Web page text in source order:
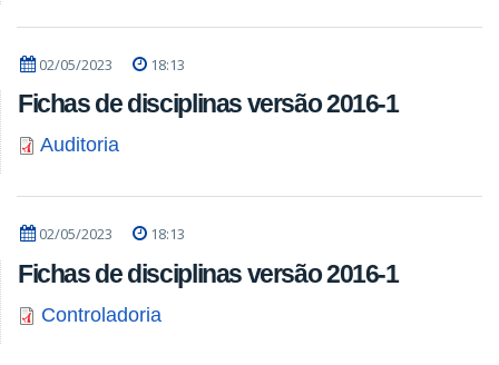
02/05/2023 18:13
Fichas de disciplinas versão 2016-1
Auditoria
02/05/2023 18:13
Fichas de disciplinas versão 2016-1
Controladoria